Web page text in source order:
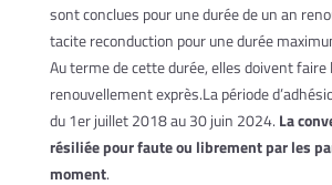
sont conclues pour une durée de un an
tacite reconduction pour une durée
Au terme de cette durée, elles doivent faire
renouvellement exprès.La période
du 1er juillet 2018 au 30 juin 2024. La
résiliée pour faute ou librement par les
moment.